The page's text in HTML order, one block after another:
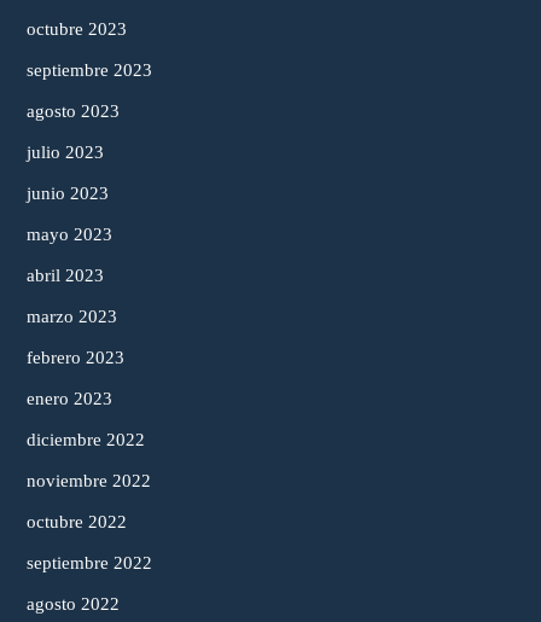
octubre 2023
septiembre 2023
agosto 2023
julio 2023
junio 2023
mayo 2023
abril 2023
marzo 2023
febrero 2023
enero 2023
diciembre 2022
noviembre 2022
octubre 2022
septiembre 2022
agosto 2022